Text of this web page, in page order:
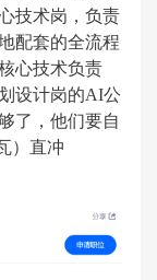
技术岗，负责
配套的全流程
心技术负责
设计岗的AI公
了，他们要自
）直冲